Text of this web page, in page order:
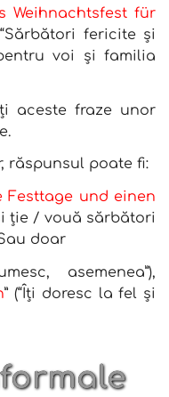
Weihnachtsfest für
fericite și
voi și familia
aceste fraze unor
răspunsul poate fi:
Festtage und einen
ție / vouă sărbători
doar
asemenea”),
” (“Îți doresc la fel și